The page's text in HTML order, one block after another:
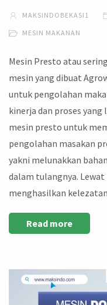
MAKSINDOBEKASI1
MESIN MAKANAN
Mesin Presto atau
mesin yang dibuat
untuk pengolahan
kinerja dan proses
mesin presto untuk
pengolahan masakan
yakni melunakkan
dalam tulangnya.
menghasilkan
Read more